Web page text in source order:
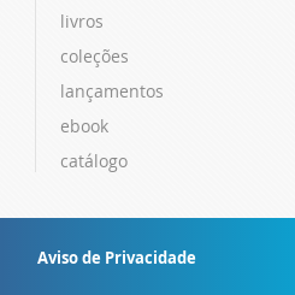
livros
coleções
lançamentos
ebook
catálogo
Aviso de Privacidade